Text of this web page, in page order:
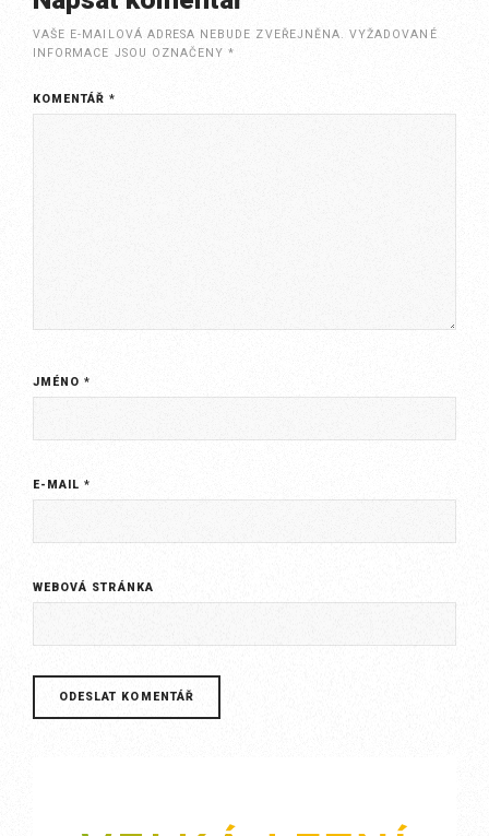
VAŠE E-MAILOVÁ ADRESA NEBUDE ZVEŘEJNĚNA. VYŽADOVANÉ
INFORMACE JSOU OZNAČENY*
KOMENTÁŘ*
JMÉNO*
E-MAIL*
WEBOVÁ STRÁNKA